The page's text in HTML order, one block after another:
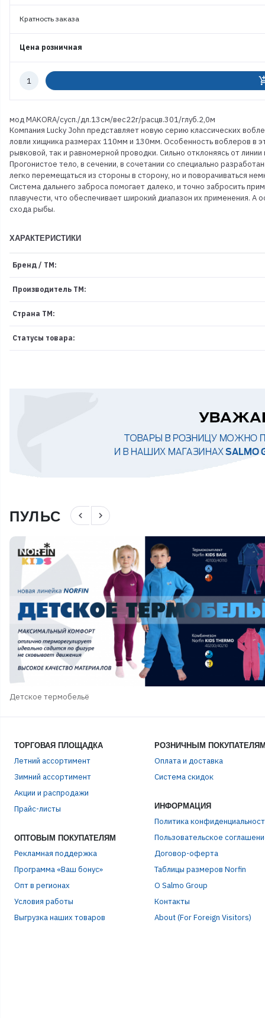
Кратность заказа
Цена розничная
Количество
мод MAKORA/сусп./дл.13см/вес22г/расцв.301/глуб.2,0м
Компания Lucky John представляет новую серию классических
ловли хищника размерах 110мм и 130мм. Особенность воблеров в
рывковой, так и равномерной проводки. Сильно отклоняясь от
Прогонистое тело, в сечении, в сочетании со специально
легко перемещаться из стороны в сторону, но и поворачиваться
Система дальнего заброса помогает далеко, и точно забросить
плавучести, что обеспечивает широкий диапазон их применения.
схода рыбы.
ХАРАКТЕРИСТИКИ
Бренд / ТМ:
Производитель ТМ:
Страна ТМ:
Статусы товара:
ПУЛЬС navigate_before navigate_next
Детское термобельё
ТОРГОВАЯ ПЛОЩАДКА
Летний ассортимент
Зимний ассортимент
Акции и распродажи
Прайс-листы
ОПТОВЫМ ПОКУПАТЕЛЯМ
Рекламная поддержка
Программа «Ваш бонус»
Опт в регионах
Условия работы
Выгрузка наших товаров
РОЗНИЧНЫМ
Оплата и доставка
Система скидок
ИНФОРМАЦИЯ
Политика
Пользовательское
Договор-оферта
Таблицы размеров Norfin
О Salmo Group
Контакты
About (For Foreign Visitors)